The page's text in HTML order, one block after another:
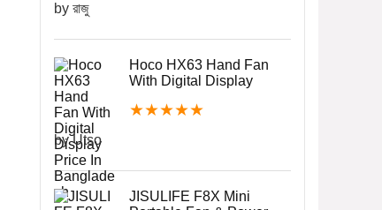
by রাজু
Hoco HX63 Hand Fan
With Digital Display
★★★★★
by Utso
JISULIFE F8X Mini